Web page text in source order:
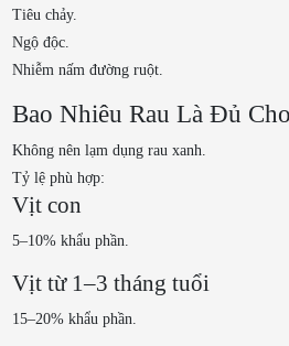
Tiêu chảy.
Ngộ độc.
Nhiễm nấm đường ruột.
Bao Nhiêu Rau Là Đủ
Không nên lạm dụng rau xanh.
Tỷ lệ phù hợp:
Vịt con
5–10% khẩu phần.
Vịt từ 1–3 tháng tuổi
15–20% khẩu phần.